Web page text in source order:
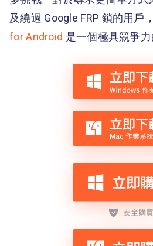
及繞過 Google FRP 鎖的用戶，
for Android 是一個極具競爭力